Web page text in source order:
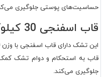
حساسیت‌های پوستی جلوگیری
قاب اسفنجی 30 کیلوگرمی
قاب به استحکام و دوام تشک
جلوگیری می‌کند.